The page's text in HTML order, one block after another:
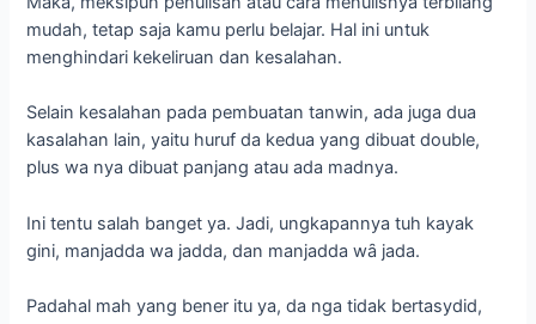
Padahal mah yang bener itu ya, da nga tidak bertasydid,
dan wa nya tidak ada madnya. Kalau latinnya itu manjadda
wa jada. Sementara Arabnya adalah:
مَنْ جَدَّ وَجَدَ
Manfaat Kalimat Man Jadda Wa
Jadda